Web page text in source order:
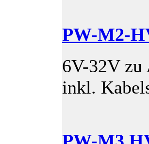
PW-M2-
6V-32V zu
inkl.